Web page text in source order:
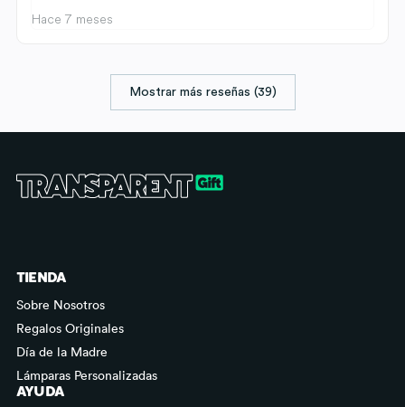
Hace 7 meses
Mostrar más reseñas (39)
TIENDA
Sobre Nosotros
Regalos Originales
Día de la Madre
Lámparas Personalizadas
AYUDA